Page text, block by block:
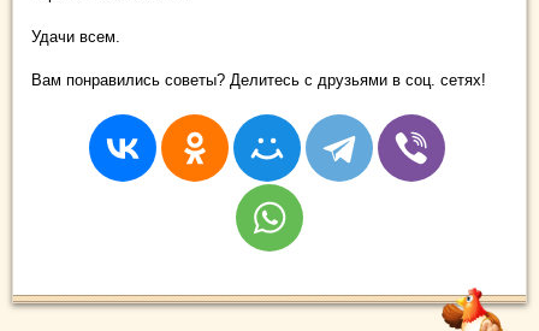
Удачи всем.
Вам понравились советы? Делитесь с друзьями в соц. сетях!